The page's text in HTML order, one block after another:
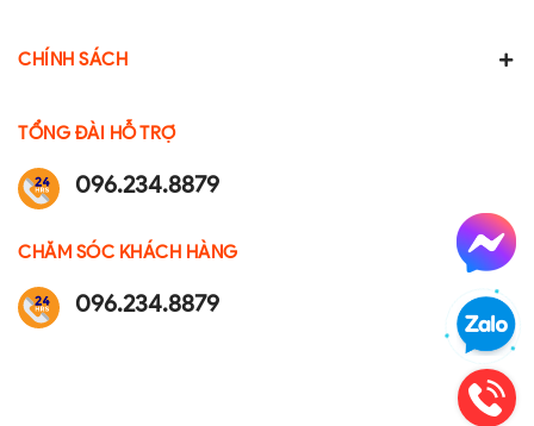
CHÍNH SÁCH
TỔNG ĐÀI HỖ TRỢ
096.234.8879
CHĂM SÓC KHÁCH HÀNG
096.234.8879